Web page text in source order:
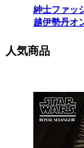
紳士ファッ
越伊勢丹オ
人気商品